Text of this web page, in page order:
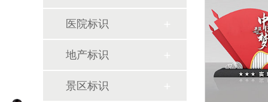
医院标识
地产标识
景区标识